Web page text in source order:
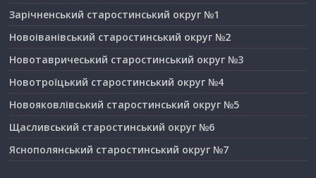
Зарічненський старостинський округ №1
Новоіванівський старостинський округ №2
Новотавричеський старостинський округ №3
Новотроїцький старостинський округ №4
Новояковлівський старостинський округ №5
Щасливський старостинський округ №6
Яснополянський старостинський округ №7